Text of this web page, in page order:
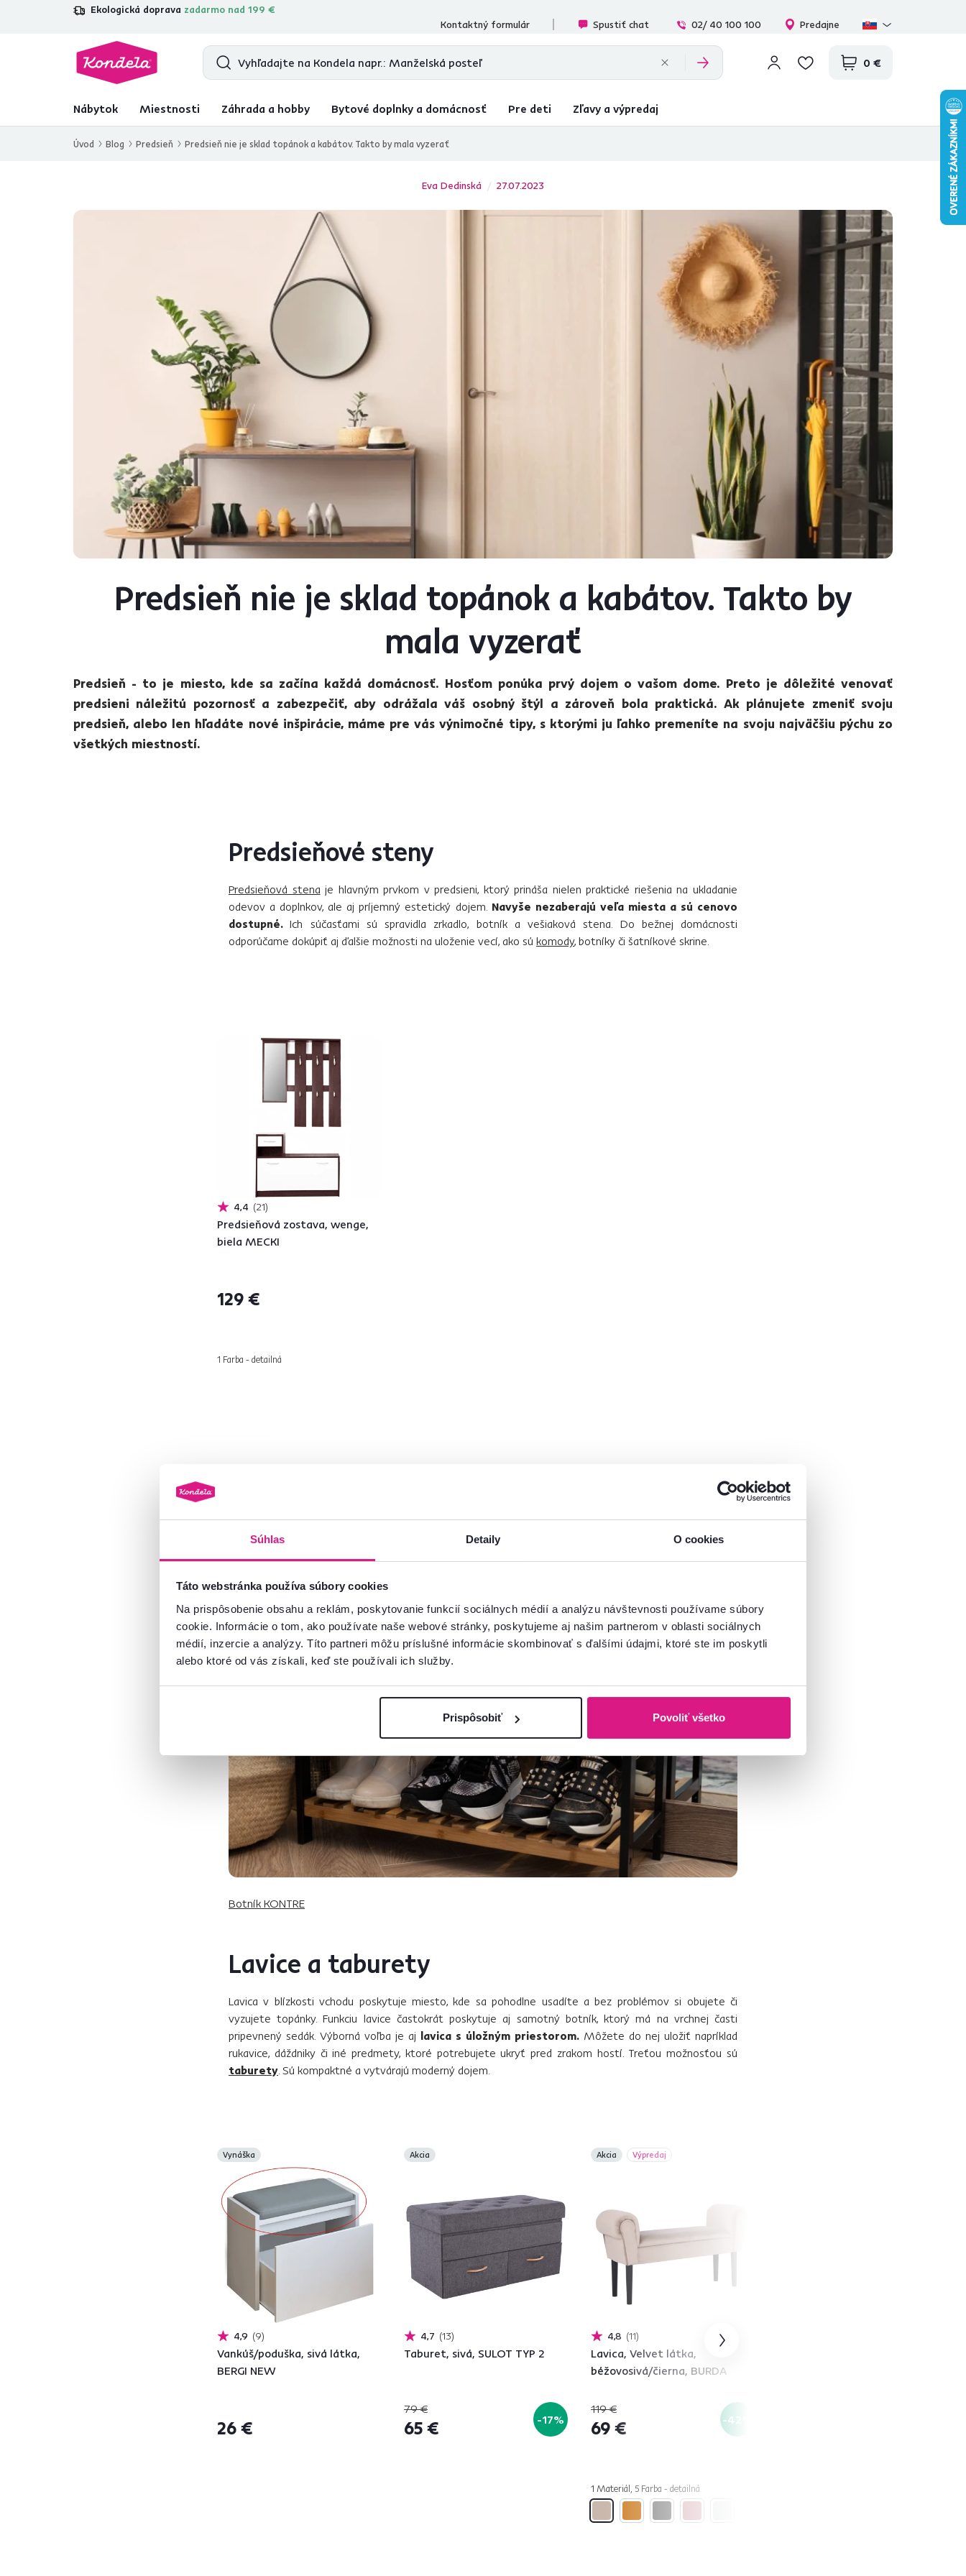
Súhlas Detaily O cookies
Táto webstránka používa súbory cookies
Na prispôsobenie obsahu a reklám, poskytovanie funkcií sociálnych médií a analýzu návštevnosti používame súbory
cookie. Informácie o tom, ako používate naše webové stránky, poskytujeme aj našim partnerom v oblasti sociálnych
médií, inzercie a analýzy. Títo partneri môžu príslušné informácie skombinovať s ďalšími údajmi, ktoré ste im poskytli
alebo ktoré od vás získali, keď ste používali ich služby.
Prispôsobiť Povoliť všetko
Ekologická doprava zadarmo nad 199 €
4,7 31 211overených produktových recenzií
Kontaktný formulár
Spustiť chat 02/ 40 100 100 Predajne
0 €
Nábytok Miestnosti Záhrada a hobby Bytové doplnky a domácnosť Pre deti Zľavy a výpredaj
Úvod Blog Predsieň Predsieň nie je sklad topánok a kabátov. Takto by mala vyzerať
Eva Dedinská 27.07.2023
Predsieň nie je sklad topánok a kabátov. Takto by
mala vyzerať
Predsieň - to je miesto, kde sa začína každá domácnosť. Hosťom ponúka prvý dojem o vašom dome. Preto je dôležité venovať
predsieni náležitú pozornosť a zabezpečiť, aby odrážala váš osobný štýl a zároveň bola praktická. Ak plánujete zmeniť svoju
predsieň, alebo len hľadáte nové inšpirácie, máme pre vás výnimočné tipy, s ktorými ju ľahko premeníte na svoju najväčšiu pýchu zo
všetkých miestností.
Predsieňové steny
Predsieňová stena je hlavným prvkom v predsieni, ktorý prináša nielen praktické riešenia na ukladanie
odevov a doplnkov, ale aj príjemný estetický dojem. Navyše nezaberajú veľa miesta a sú cenovo
dostupné.Ich súčasťami sú spravidla zrkadlo, botník a vešiaková stena. Do bežnej domácnosti
odporúčame dokúpiť aj ďalšie možnosti na uloženie vecí, ako sú komody, botníky či šatníkové skrine.
4,4 21
Predsieňová zostava, wenge,
biela MECKI
129 €
1 Farba - detailná
rodinu bude jeden botník málo. Ďalší botník navyše je preto štandardnou súčasťou každej predsiene.
Umožní vám udržiavať obuv mimo cesty a na poriadku. Obľúbenými typmi botníkovsú vysoké botníky
s výklopnými dvierkami s dreveným dekorom alebo otvorené policové botníky väčšinou z
Botník KONTRE
Lavice a taburety
Lavica v blízkosti vchodu poskytuje miesto, kde sa pohodlne usadíte a bez problémov si obujete či
vyzujete topánky. Funkciu lavice častokrát poskytuje aj samotný botník, ktorý má na vrchnej časti
pripevnený sedák. Výborná voľba je aj lavica s úložným priestorom. Môžete do nej uložiť napríklad
rukavice, dáždniky či iné predmety, ktoré potrebujete ukryť pred zrakom hostí. Treťou možnosťou sú
taburety. Sú kompaktné a vytvárajú moderný dojem.
Vynáška
4,9 9
Vankúš/poduška, sivá látka,
BERGI NEW
26 €
Akcia
4,7 13
Taburet, sivá, SULOT TYP 2
79 €
65 € -17%
Akcia Výpredaj
4,8 11
Lavica, Velvet látka,
béžovosivá/čierna, BURDA
119 €
69 € -42%
1 Materiál, 5 Farba - detailná